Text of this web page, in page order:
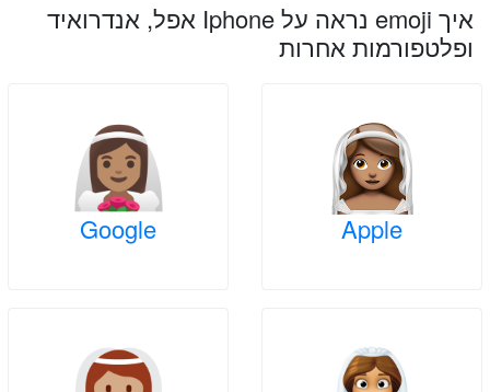
איך emoji נראה על Iphone אפל, אנדרואיד
ופלטפורמות אחרות
Apple
Google